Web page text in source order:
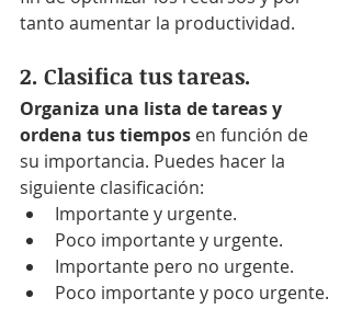
tanto aumentar la productividad.
2. Clasifica tus tareas.
Organiza una lista de tareas y
ordena tus tiempos en función de
su importancia. Puedes hacer la
siguiente clasificación:
Importante y urgente.
Poco importante y urgente.
Importante pero no urgente.
Poco importante y poco urgente.